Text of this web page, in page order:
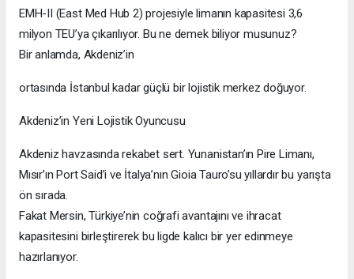
EMH-II (East Med Hub 2) projesiyle limanın kapasitesi 3,6
milyon TEU’ya çıkarılıyor. Bu ne demek biliyor musunuz?
Bir anlamda, Akdeniz’in
ortasında İstanbul kadar güçlü bir lojistik merkez doğuyor.
Akdeniz’in Yeni Lojistik Oyuncusu
Akdeniz havzasında rekabet sert. Yunanistan’ın Pire Limanı,
Mısır’ın Port Said’i ve İtalya’nın Gioia Tauro’su yıllardır bu yarışta
ön sırada.
Fakat Mersin, Türkiye’nin coğrafi avantajını ve ihracat
kapasitesini birleştirerek bu ligde kalıcı bir yer edinmeye
hazırlanıyor.